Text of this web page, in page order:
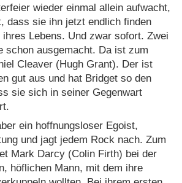
wieder einmal allein aufwacht,
dass sie ihn jetzt endlich finden
Lebens. Und zwar sofort. Zwei
schon ausgemacht. Da ist zum
Cleaver (Hugh Grant). Der ist
gut aus und hat Bridget so den
sie sich in seiner Gegenwart
ein hoffnungsloser Egoist,
und jagt jedem Rock nach. Zum
Mark Darcy (Colin Firth) bei der
höflichen Mann, mit dem ihre